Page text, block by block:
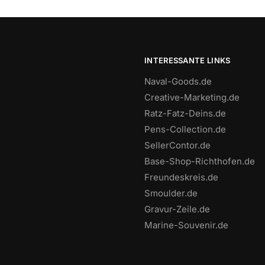
können
der
Produktseite
gewählt
werden
INTERESSANTE LINKS
Naval-Goods.de
Creative-Marketing.de
Ratz-Fatz-Deins.de
Pens-Collection.de
SellerContor.de
Base-Shop-Richthofen.de
Freundeskreis.de
Smoulder.de
Gravur-Zeile.de
Marine-Souvenir.de